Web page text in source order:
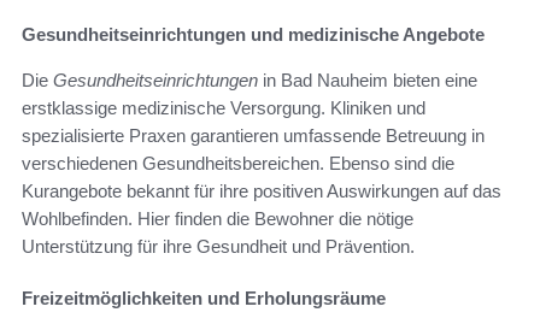
Gesundheitseinrichtungen und medizinische Angebote
Die Gesundheitseinrichtungen in Bad Nauheim bieten eine
erstklassige medizinische Versorgung. Kliniken und
spezialisierte Praxen garantieren umfassende Betreuung in
verschiedenen Gesundheitsbereichen. Ebenso sind die
Kurangebote bekannt für ihre positiven Auswirkungen auf das
Wohlbefinden. Hier finden die Bewohner die nötige
Unterstützung für ihre Gesundheit und Prävention.
Freizeitmöglichkeiten und Erholungsräume